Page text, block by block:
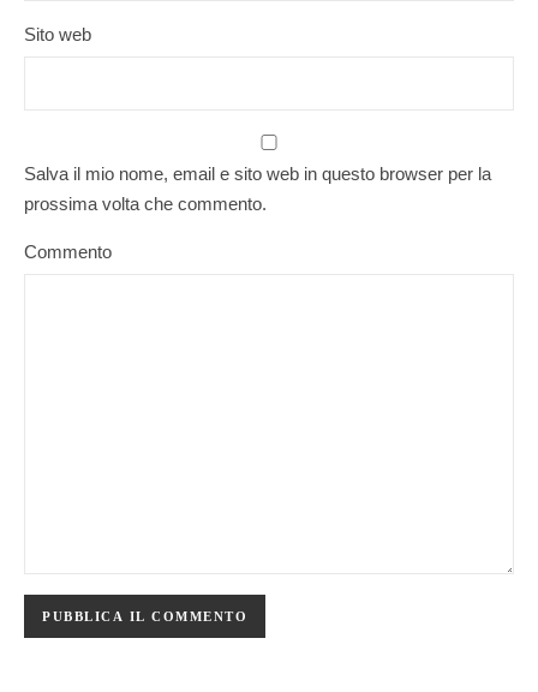
Sito web
Salva il mio nome, email e sito web in questo browser per la
prossima volta che commento.
Commento